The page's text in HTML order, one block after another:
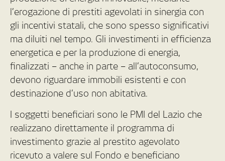
l’erogazione di prestiti agevolati in sinergia con
gli incentivi statali, che sono spesso significativi
ma diluiti nel tempo. Gli investimenti in efficienza
energetica e per la produzione di energia,
finalizzati – anche in parte – all’autoconsumo,
devono riguardare immobili esistenti e con
destinazione d’uso non abitativa.
I soggetti beneficiari sono le PMI del Lazio che
realizzano direttamente il programma di
investimento grazie al prestito agevolato
ricevuto a valere sul Fondo e beneficiano